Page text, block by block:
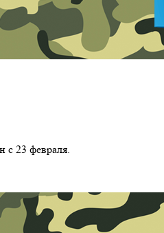
23 февраля.